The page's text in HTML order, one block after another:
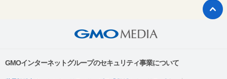
GMOインターネットグループのセキュリティ事業について